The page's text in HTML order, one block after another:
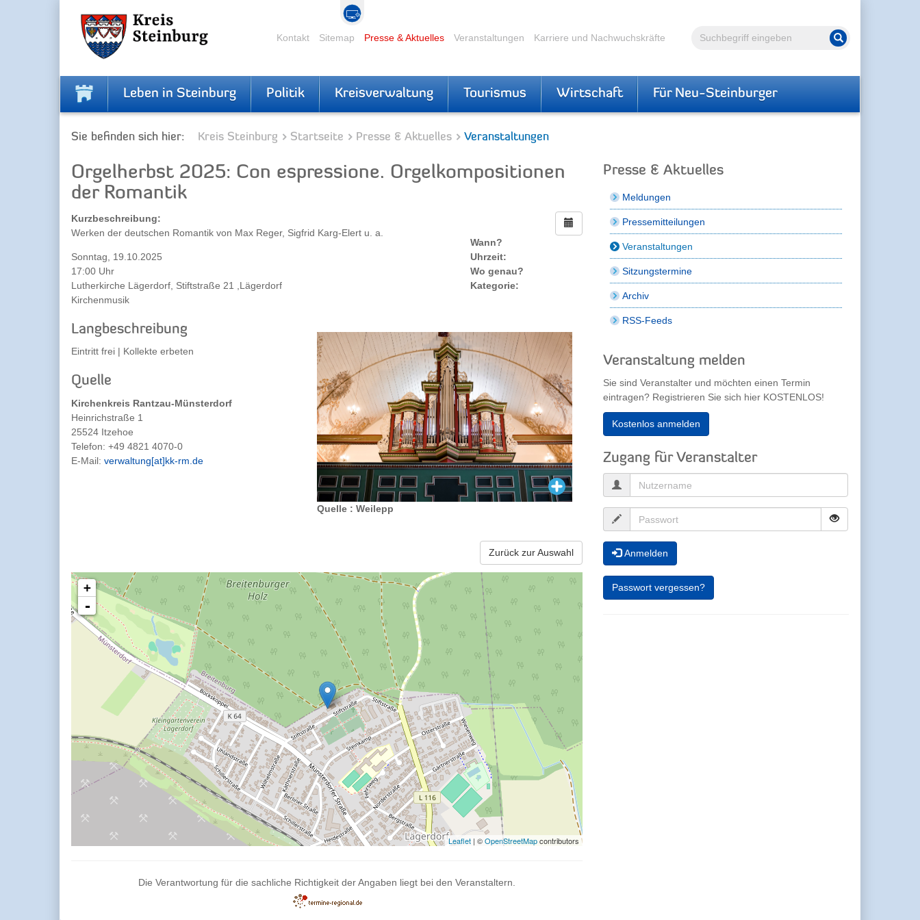
Volltextsuche Suche starten
Kontakt Sitemap Presse & Aktuelles Veranstaltungen Karriere und Nachwuchskräfte
Leben in Steinburg Politik Kreisverwaltung Tourismus Wirtschaft Für Neu-Steinburger
Sie befinden sich hier: Kreis Steinburg Startseite Presse & Aktuelles Veranstaltungen
Orgelherbst 2025: Con espressione. Orgelkompositionen
der Romantik
Kurzbeschreibung:
Werken der deutschen Romantik von Max Reger, Sigfrid Karg-Elert u. a.
Wann?
Sonntag, 19.10.2025
Uhrzeit:
17:00 Uhr
Wo genau?
Lutherkirche Lägerdorf, Stiftstraße 21 ,Lägerdorf
Kategorie:
Kirchenmusik
Quelle : Weilepp
Langbeschreibung
Eintritt frei | Kollekte erbeten
Quelle
Kirchenkreis Rantzau-Münsterdorf
Heinrichstraße 1
25524 Itzehoe
Telefon: +49 4821 4070-0
E-Mail: verwaltung[at]kk-rm.de
Zurück zur Auswahl
+
-
Leaflet | ©OpenStreetMapcontributors
Die Verantwortung für die sachliche Richtigkeit der Angaben liegt bei den Veranstaltern.
Presse & Aktuelles
Meldungen
Pressemitteilungen
Veranstaltungen
Sitzungstermine
Archiv
RSS-Feeds
Veranstaltung melden
Sie sind Veranstalter und möchten einen Termin
eintragen? Registrieren Sie sich hier KOSTENLOS!
Kostenlos anmelden
Zugang für Veranstalter
Anmelden
Passwort vergessen?